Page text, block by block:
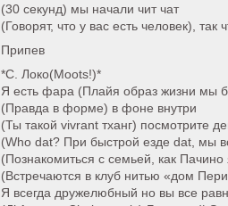
(30 секунд) мы начали чит чат
(Говорят, что у вас есть человек),
Припев
*С. Локо(Moots!)*
Я есть фара (Плайя образ жизни мы
(Правда в форме) в фоне внутри
(Ты такой vivrant тханг) посмотрите
(Who dat? При быстрой езде dat, мы
(Познакомиться с семьей, как Пачино
(Встречаются в клуб нитью «дом
Я всегда дружелюбный но вы все